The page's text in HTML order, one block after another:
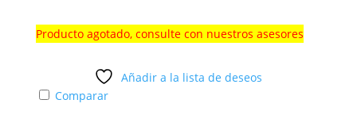
Producto agotado, consulte con nuestros asesores
Añadir a la lista de deseos
Comparar